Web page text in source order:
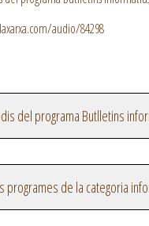
audio/84298
programes de la categoria